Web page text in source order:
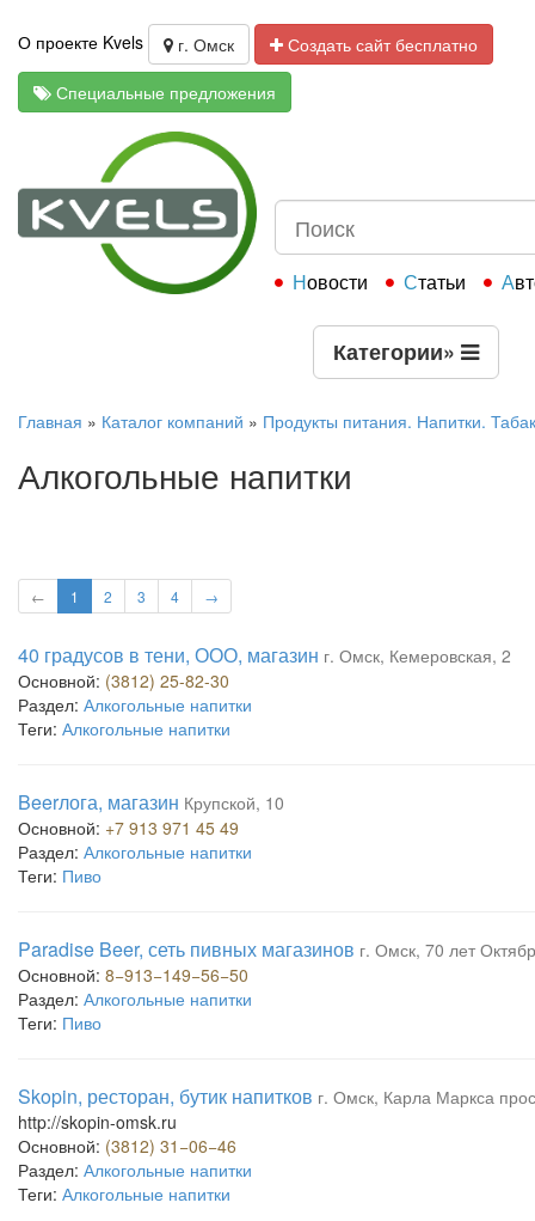
О проекте Kvels г. Омск
Создать сайт бесплатно
Специальные предложения
Новости Статьи
Категории»
Главная » Каталог компаний » Продукты питания. Напитки. Табак
Алкогольные напитки
← 1 2 3 4 →
40 градусов в тени, ООО, магазин г. Омск, Кемеровская, 2
Основной: (3812) 25-82-30
Раздел: Алкогольные напитки
Теги: Алкогольные напитки
Beerлога, магазин Крупской, 10
Основной: +7 913 971 45 49
Раздел: Алкогольные напитки
Теги: Пиво
Paradise Beer, сеть пивных магазинов г. Омск, 70 лет
Основной: 8−913−149−56−50
Раздел: Алкогольные напитки
Теги: Пиво
Skopin, ресторан, бутик напитков г. Омск, Карла Маркса
http://skopin-omsk.ru
Основной: (3812) 31−06−46
Раздел: Алкогольные напитки
Теги: Алкогольные напитки